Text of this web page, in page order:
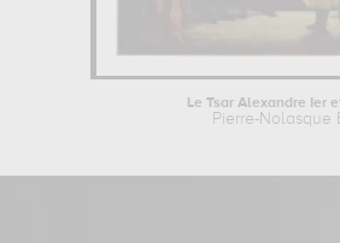
Le Tsar Alexandre Ier
Pierre-Nolasque